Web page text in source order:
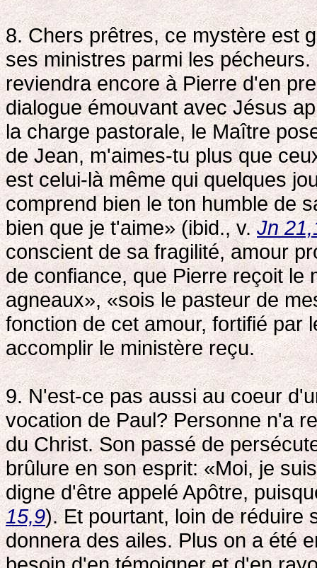
8. Chers prêtres, ce mystère est
ses ministres parmi les
reviendra encore à Pierre d'en
dialogue émouvant avec Jésus
la charge pastorale, le Maître
de Jean, m'aimes-tu plus que
est celui-là même qui quelques
comprend bien le ton humble de
bien que je t'aime» (ibid., v.Jn
conscient de sa fragilité, amour
de confiance, que Pierre reçoit le
agneaux», «sois le pasteur de
fonction de cet amour, fortifié par
accomplir le ministère reçu.
9. N'est-ce pas aussi au coeur
vocation de Paul? Personne n'a
du Christ. Son passé de
brûlure en son esprit: «Moi, je
digne d'être appelé Apôtre,
15,9). Et pourtant, loin de réduire
donnera des ailes. Plus on a été